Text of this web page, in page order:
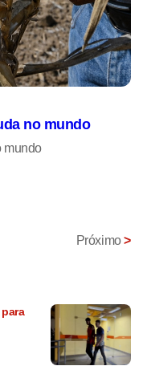
no mundo
mundo
Próximo>